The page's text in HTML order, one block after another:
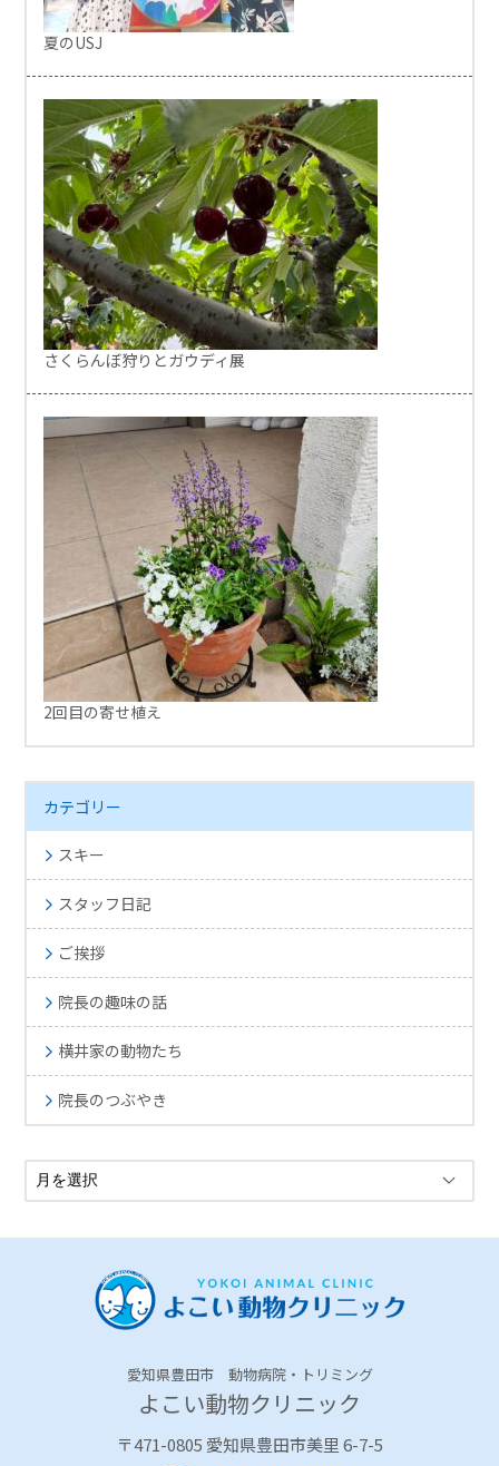
夏のUSJ
さくらんぼ狩りとガウディ展
2回目の寄せ植え
カテゴリー
スキー
スタッフ日記
ご挨拶
院長の趣味の話
横井家の動物たち
院長のつぶやき
愛知県豊田市 動物病院・トリミング
よこい動物クリニック
〒471-0805 愛知県豊田市美里 6-7-5